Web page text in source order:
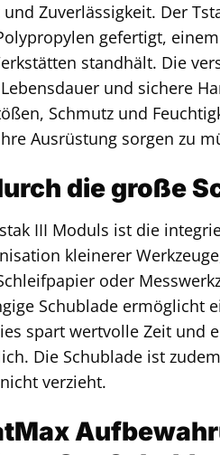
Zuverlässigkeit. Der
gefertigt,
standhält. Die
und sichere
Schmutz und
Ausrüstung sorgen zu
die große
III Moduls ist die
kleinerer
oder
Schublade ermöglicht
spart wertvolle Zeit und
Die Schublade ist
verzieht.